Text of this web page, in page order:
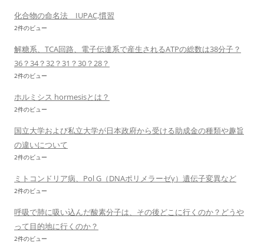
化合物の命名法 IUPAC,慣習
2件のビュー
解糖系、TCA回路、電子伝達系で産生されるATPの総数は38分子？
36？34？32？31？30？28？
2件のビュー
ホルミシス hormesisとは？
2件のビュー
国立大学および私立大学が日本政府から受ける助成金の種類や趣旨
の違いについて
2件のビュー
ミトコンドリア病、Pol G（DNAポリメラーゼγ）遺伝子変異など
2件のビュー
呼吸で肺に吸い込んだ酸素分子は、その後どこに行くのか？どうや
って目的地に行くのか？
2件のビュー